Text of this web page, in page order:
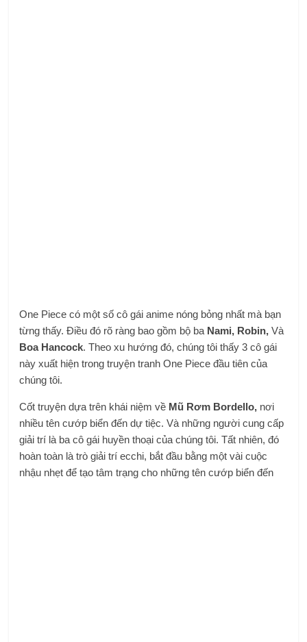
One Piece có một số cô gái anime nóng bỏng nhất mà bạn
từng thấy. Điều đó rõ ràng bao gồm bộ ba Nami, Robin,Và
Boa Hancock. Theo xu hướng đó, chúng tôi thấy 3 cô gái
này xuất hiện trong truyện tranh One Piece đầu tiên của
chúng tôi.
Cốt truyện dựa trên khái niệm về Mũ Rơm Bordello, nơi
nhiều tên cướp biển đến dự tiệc. Và những người cung cấp
giải trí là ba cô gái huyền thoại của chúng tôi. Tất nhiên, đó
hoàn toàn là trò giải trí ecchi, bắt đầu bằng một vài cuộc
nhậu nhẹt để tạo tâm trạng cho những tên cướp biển đến